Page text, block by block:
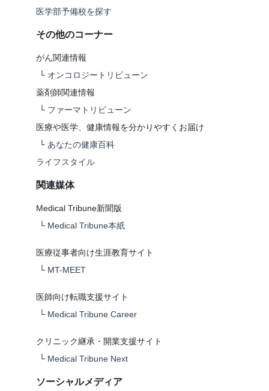
医学部予備校を探す
その他のコーナー
がん関連情報
└ オンコロジートリビューン
薬剤師関連情報
└ ファーマトリビューン
医療や医学、健康情報を分かりやすくお届け
└ あなたの健康百科
ライフスタイル
関連媒体
Medical Tribune新聞版
└ Medical Tribune本紙
医療従事者向け生涯教育サイト
└ MT-MEET
医師向け転職支援サイト
└ Medical Tribune Career
クリニック継承・開業支援サイト
└ Medical Tribune Next
ソーシャルメディア